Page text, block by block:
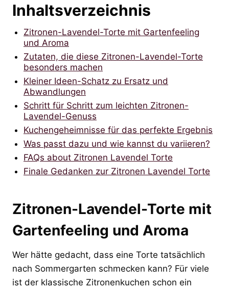
Inhaltsverzeichnis
Zitronen-Lavendel-Torte mit Gartenfeeling
und Aroma
Zutaten, die diese Zitronen-Lavendel-Torte
besonders machen
Kleiner Ideen-Schatz zu Ersatz und
Abwandlungen
Schritt für Schritt zum leichten Zitronen-
Lavendel-Genuss
Kuchengeheimnisse für das perfekte Ergebnis
Was passt dazu und wie kannst du variieren?
FAQs about Zitronen Lavendel Torte
Finale Gedanken zur Zitronen Lavendel Torte
Zitronen-Lavendel-Torte mit
Gartenfeeling und Aroma
Wer hätte gedacht, dass eine Torte tatsächlich
nach Sommergarten schmecken kann? Für viele
ist der klassische Zitronenkuchen schon ein